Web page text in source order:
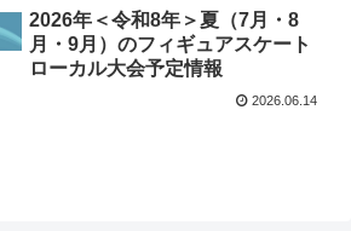
2026年＜令和8年＞夏（7月・8
月・9月）のフィギュアスケート
ローカル大会予定情報
2026.06.14